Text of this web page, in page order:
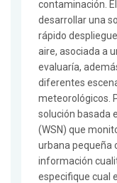
contaminación.
desarrollar una
rápido
aire, asociada a
evaluaría,
diferentes
meteorológicos.
solución basada
(WSN) que
urbana pequeña
información
especifique cual